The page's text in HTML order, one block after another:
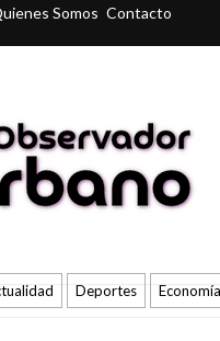
Somos Contacto
Deportes Economía